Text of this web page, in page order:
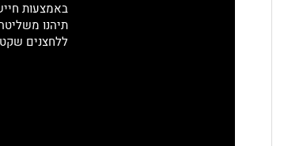
תיהנו
ללחצנים